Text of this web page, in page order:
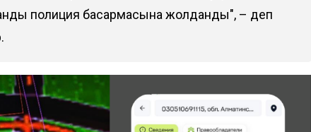
полиция басқармасына жолданды", – деп